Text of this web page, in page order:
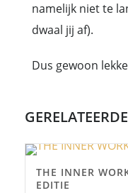
namelijk niet te
dwaal jij af).
Dus gewoon
THE INNER
EDITIE